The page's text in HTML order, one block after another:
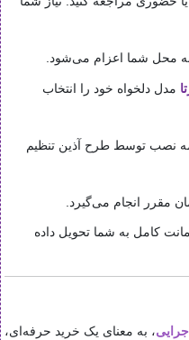
محل شما اعزام می‌شود.
مدل دلخواه خود را انتخاب
نصب توسط طرح آذین تنظیم
مقرر انجام می‌گیرد.
کامل به شما تحویل داده
، به معنای یک خرید حرفه‌ای،